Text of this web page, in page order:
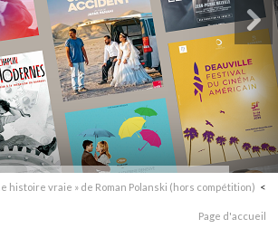
histoire vraie » de Roman Polanski (hors compétition)
Page d'accueil